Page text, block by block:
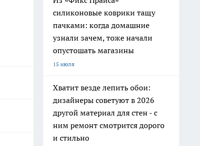
силиконовые коврики тащу
пачками: когда домашние
узнали зачем, тоже начали
опустошать магазины
15 июля
Хватит везде лепить обои:
дизайнеры советуют в 2026
другой материал для стен - с
ним ремонт смотрится дорого
и стильно